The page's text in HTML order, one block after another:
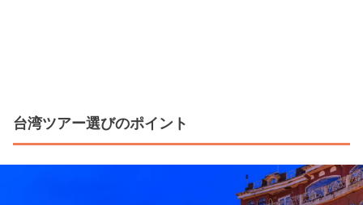
台湾ツアー選びのポイント